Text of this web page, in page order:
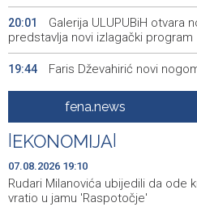
20:01
Galerija ULUPUBiH otvara
predstavlja novi izlagački program
19:44 Faris Dževahirić novi
Announcement of events
19:10
Rudari Milanovića ubijedili
ponovo vratio u jamu 'Raspotočje'
19:03
Sarajevo Film Festival
Kinoscope Surreal programs
fena.news
EKONOMIJA
07.08.2026 19:10
Rudari Milanovića ubijedili da ode
vratio u jamu 'Raspotočje'